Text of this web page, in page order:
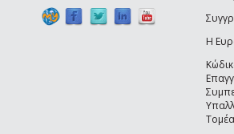
Η
Τομέα